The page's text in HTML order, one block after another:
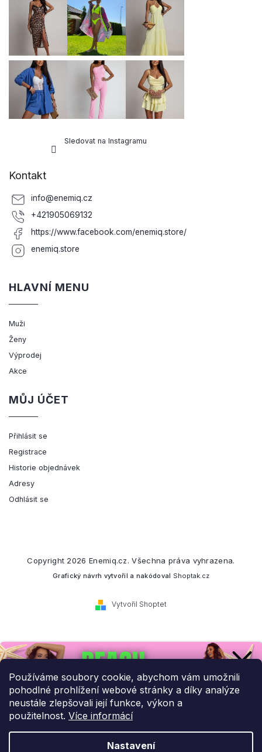
Používáme soubory cookie, abychom vám umožnili
pohodlné prohlížení webové stránky a díky analýze
neustále zlepšovali její funkce, výkon a
použitelnost. Více informácí
Nastavení
Sledovat na Instagramu
Kontakt
info@enemiq.cz
+421905069132
https://www.facebook.com/enemiq.store/
enemiq.store
HLAVNÍ MENU
Muži
Ženy
Výprodej
Akce
MŮJ ÚČET
Přihlásit se
Registrace
Historie objednávek
Adresy
Odhlásit se
Vytvořil Shoptet
Copyright 2026 Enemiq.cz. Všechna práva vyhrazena.
Grafický návrh vytvořil a nakódoval Shoptak.cz
Přihlaste se k našemu
newsletteru.
Budeme vám posílat informace o našich novinkách a slevových
akcích.